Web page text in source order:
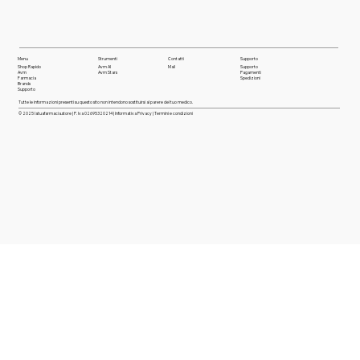
Menu
Shop Rapido
Avm
Farmacia
Brands
Supporto
Strumenti
Avm AI
Avm Stars
Contatti
Mail
Supporto
Supporto
Pagamenti
Spedizioni
Tutte le informazioni presenti su questo sito non intendono sostituirsi al parere del tuo medico.
© 2025 latuafarmacia.store | P. Iva 02695320214 |Informativa Privacy|Termini e condizioni